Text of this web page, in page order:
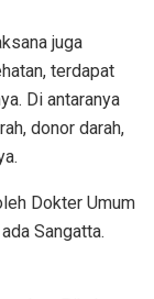
juga
terdapat
Di antaranya
donor darah,
Dokter Umum
Sangatta.